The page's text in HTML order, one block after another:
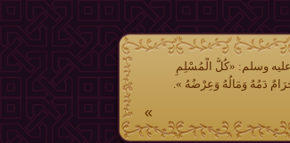
وسلم: «كُلُّ الْمُسْلِمِ
دَمُهُ وَمَالُهُ وَعِرْضُهُ ».
»